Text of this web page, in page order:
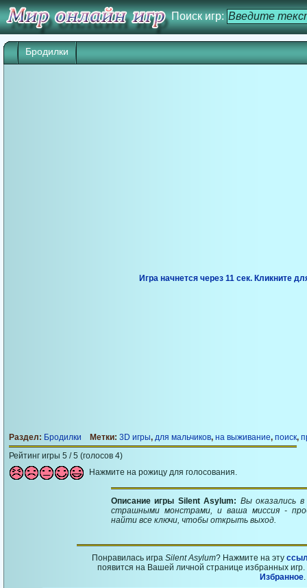
Поиск игр:
Бродилки
Игра начнется через 10 сек. Кликните
Раздел: Бродилки Метки: 3D игры, для мальчиков, на выживание, поиск,
Рейтинг игры 5 / 5 (голосов 4)
Нажмите на рожицу для голосования.
Описание игры Silent Asylum: Вы оказались
страшными монстрами, и ваша миссия -
найти все ключи, чтобы открыть выход.
Понравилась игра Silent Asylum? Нажмите на эту
появится на Вашей личной странице избранных
Избранное.